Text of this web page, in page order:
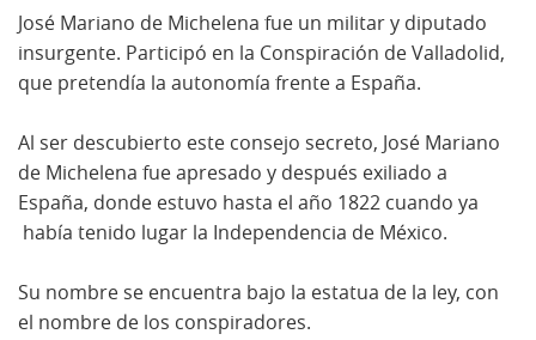
José Mariano de Michelena fue un militar y diputado
insurgente. Participó en la Conspiración de Valladolid,
que pretendía la autonomía frente a España.
Al ser descubierto este consejo secreto, José Mariano
de Michelena fue apresado y después exiliado a
España, donde estuvo hasta el año 1822 cuando ya
había tenido lugar la Independencia de México.
Su nombre se encuentra bajo la estatua de la ley, con
el nombre de los conspiradores.